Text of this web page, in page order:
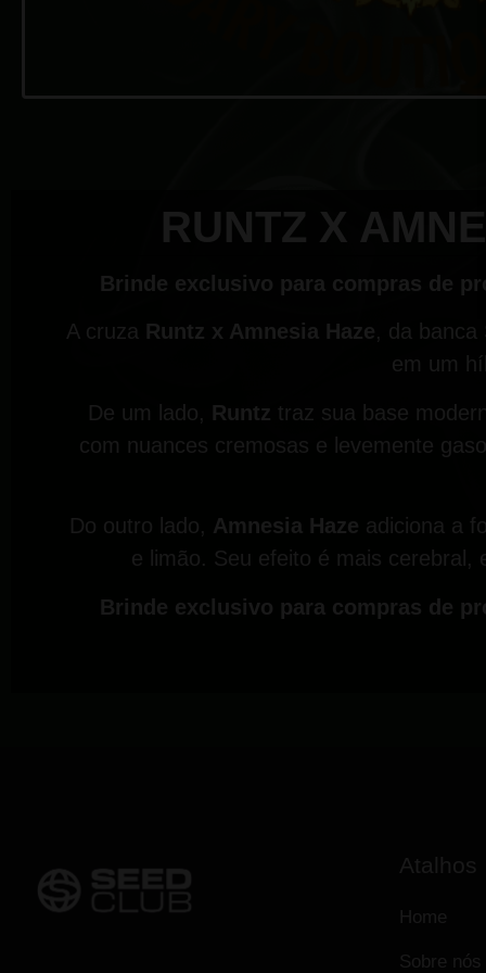
RUNTZ X
Brinde exclusivo para compras de
A cruza Runtz x Amnesia Haze, da banca
em um
De um lado, Runtz traz sua base
com nuances cremosas e levemente
Do outro lado, Amnesia Haze adiciona a
e limão. Seu efeito é mais
Brinde exclusivo para compras de